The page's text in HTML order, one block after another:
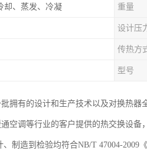
却、蒸发、冷凝 重量
设计压
传热方
型号
拥有的设计和生产技术以及对换热器
空调等行业的客户提供的热交换设备
制造到检验均符合NB/T 47004-2009